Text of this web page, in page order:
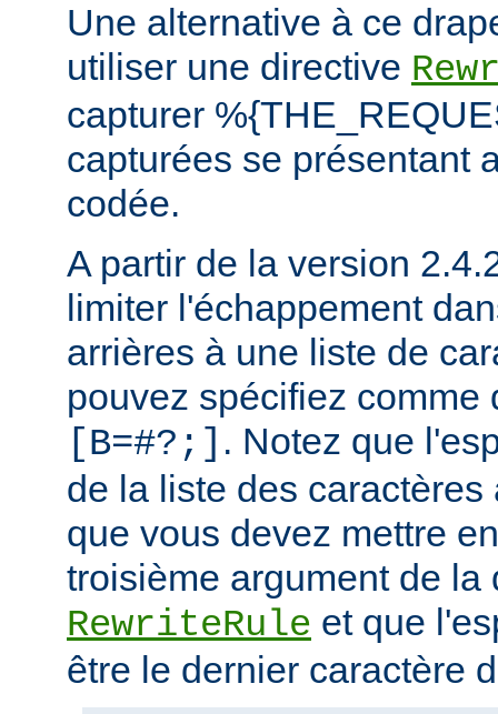
Une alternative à ce
utiliser une directive
capturer
capturées se présentant
codée.
A partir de la version
limiter l'échappement
arrières à une liste de
pouvez spécifiez comme
[B=#?;] . Notez que
de la liste des caractères
que vous devez mettre
troisième argument de la
RewriteRule et que
être le dernier caractère